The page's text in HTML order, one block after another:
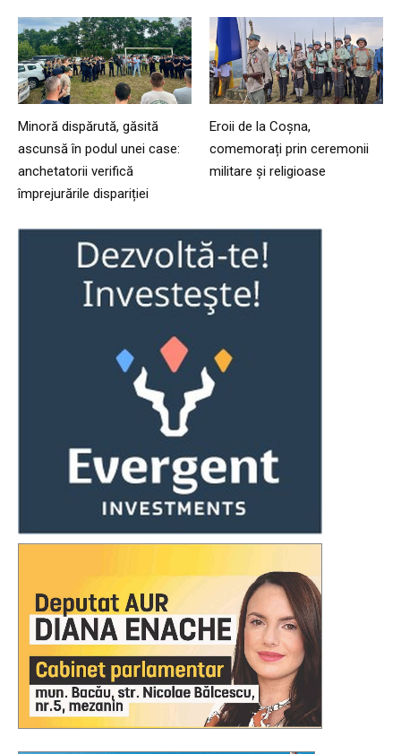
Minoră dispărută, găsită
ascunsă în podul unei case:
anchetatorii verifică
împrejurările dispariției
Eroii de la Coșna,
comemorați prin ceremonii
militare și religioase